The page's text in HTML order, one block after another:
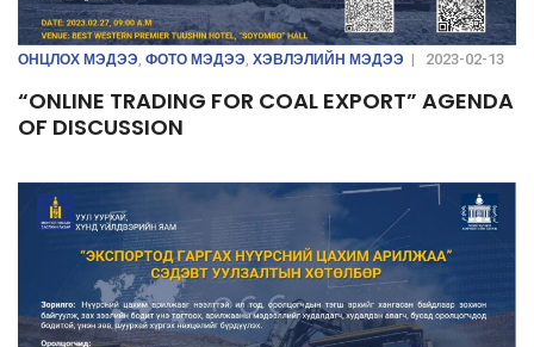
ОНЦЛОХ МЭДЭЭ ФОТО МЭДЭЭ ХЭВЛЭЛИЙН МЭДЭЭ | 2023-02-13
“ONLINE TRADING FOR COAL EXPORT” AGENDA
OF DISCUSSION